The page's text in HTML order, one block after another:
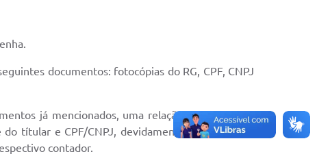
documentos: fotocópias do RG, CPF, CNPJ
já mencionados, uma relação dos cadastros
títular e CPF/CNPJ, devidamente assinada com
contador.